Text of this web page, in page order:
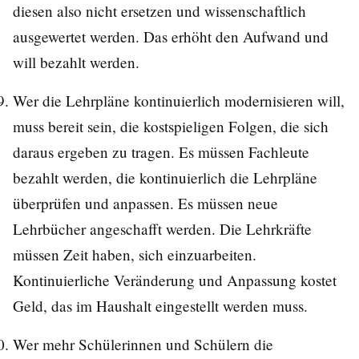
diesen also nicht ersetzen und wissenschaftlich
ausgewertet werden. Das erhöht den Aufwand und
will bezahlt werden.
Wer die Lehrpläne kontinuierlich modernisieren will,
muss bereit sein, die kostspieligen Folgen, die sich
daraus ergeben zu tragen. Es müssen Fachleute
bezahlt werden, die kontinuierlich die Lehrpläne
überprüfen und anpassen. Es müssen neue
Lehrbücher angeschafft werden. Die Lehrkräfte
müssen Zeit haben, sich einzuarbeiten.
Kontinuierliche Veränderung und Anpassung kostet
Geld, das im Haushalt eingestellt werden muss.
Wer mehr Schülerinnen und Schülern die